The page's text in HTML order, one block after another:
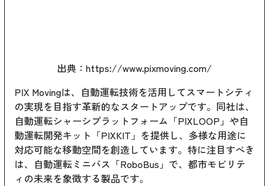
出典： https://www.pixmoving.com/
PIX Movingは、自動運転技術を活用してスマートシティ
の実現を目指す革新的なスタートアップです。同社は、
自動運転シャーシプラットフォーム「PIXLOOP」や自
動運転開発キット「PIXKIT」を提供し、多様な用途に
対応可能な移動空間を創造しています。特に注目すべき
は、自動運転ミニバス「RoboBus」で、都市モビリテ
ィの未来を象徴する製品です。